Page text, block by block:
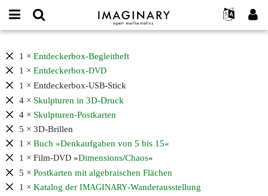
IMAGINARY
open
Français
한국어
Español
Programs
Hands-On
Exhibitions
More...
Projects
Contact
mail
or
username
*
Password
Request new password
Search
Contents
of
the
IMAGINARY
Entdeckerbox
and
available
downloads
1 × Entdeckerbox-Begleitheft
1 × Entdeckerbox-DVD
1 × Entdeckerbox-USB-Stick
4 × Skulpturen in 3D-Druck
4 × Skulpturen-Postkarten
5 × 3D-Brillen
1 × Buch »Denkaufgaben von 5 bis 15«
1 × Film-DVD »Dimensions/Chaos«
5 × Postkarten mit algebraischen Flächen
1 × Katalog der IMAGINARY-Wanderausstellung